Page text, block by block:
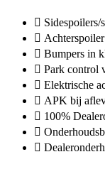
Sidespoilers/
Bumpers in
Park control
Elektrische
APK bij
100%